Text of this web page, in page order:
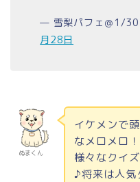
— 雪梨パフェ＠1/
月28日
ぬまくん
イケメンで
なメロメロ
様々なクイ
♪将来は人